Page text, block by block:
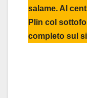
salame. Al
Plin col
completo sul